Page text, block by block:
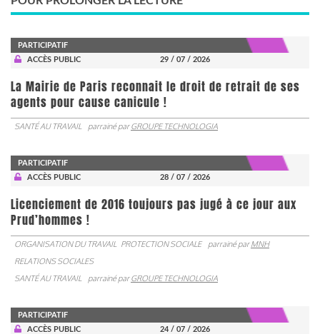
PARTICIPATIF
ACCÈS PUBLIC
29 / 07 / 2026
La Mairie de Paris reconnait le droit de retrait de ses
agents pour cause canicule !
SANTÉ AU TRAVAIL parrainé parGROUPE TECHNOLOGIA
PARTICIPATIF
ACCÈS PUBLIC
28 / 07 / 2026
Licenciement de 2016 toujours pas jugé à ce jour aux
Prud’hommes !
ORGANISATION DU TRAVAIL PROTECTION SOCIALE parrainé parMNH
RELATIONS SOCIALES
SANTÉ AU TRAVAIL
parrainé parGROUPE TECHNOLOGIA
PARTICIPATIF
ACCÈS PUBLIC
24 / 07 / 2026